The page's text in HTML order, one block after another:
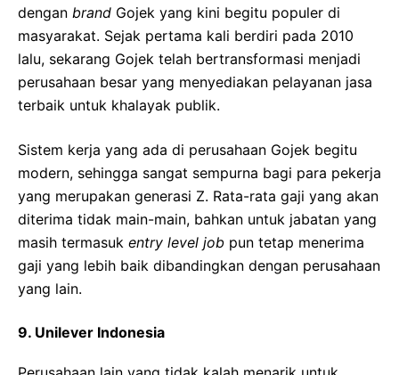
dengan brand Gojek yang kini begitu populer di
masyarakat. Sejak pertama kali berdiri pada 2010
lalu, sekarang Gojek telah bertransformasi menjadi
perusahaan besar yang menyediakan pelayanan jasa
terbaik untuk khalayak publik.
Sistem kerja yang ada di perusahaan Gojek begitu
modern, sehingga sangat sempurna bagi para pekerja
yang merupakan generasi Z. Rata-rata gaji yang akan
diterima tidak main-main, bahkan untuk jabatan yang
masih termasuk entry level job pun tetap menerima
gaji yang lebih baik dibandingkan dengan perusahaan
yang lain.
9. Unilever Indonesia